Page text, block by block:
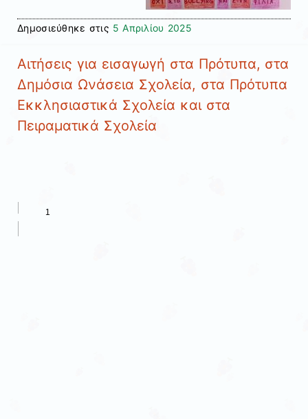
Δημοσιεύθηκε στις 5 Απριλίου 2025
Αιτήσεις για εισαγωγή στα Πρότυπα, στα
Δημόσια Ωνάσεια Σχολεία, στα Πρότυπα
Εκκλησιαστικά Σχολεία και στα
Πειραματικά Σχολεία